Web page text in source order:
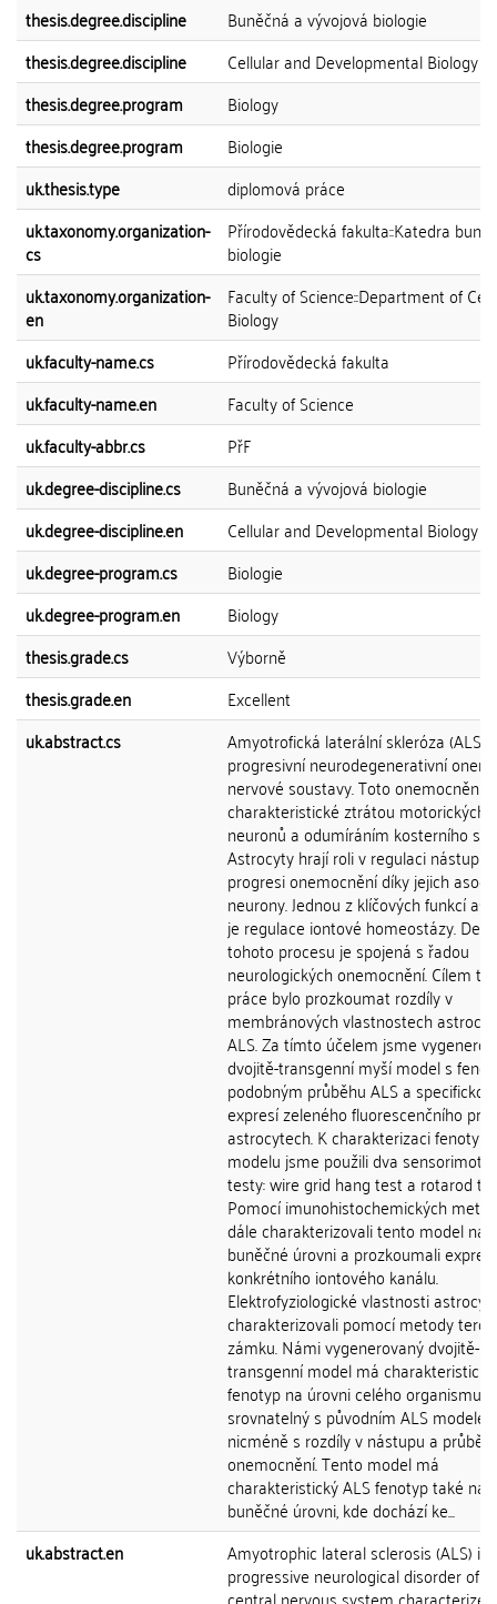
thesis.degree.discipline
Buněčná a vývojová biologie
thesis.degree.discipline
Cellular and Developmental Biology
thesis.degree.program
Biology
thesis.degree.program
Biologie
uk.thesis.type
diplomová práce
uk.taxonomy.organization-
cs
Přírodovědecká fakulta::Katedra
biologie
uk.taxonomy.organization-
en
Faculty of Science::Department of Cell
Biology
uk.faculty-name.cs
Přírodovědecká fakulta
uk.faculty-name.en
Faculty of Science
uk.faculty-abbr.cs
PřF
uk.degree-discipline.cs
Buněčná a vývojová biologie
uk.degree-discipline.en
Cellular and Developmental Biology
uk.degree-program.cs
Biologie
uk.degree-program.en
Biology
thesis.grade.cs
Výborně
thesis.grade.en
Excellent
uk.abstract.cs
Amyotrofická laterální skleróza (ALS)
progresivní neurodegenerativní
nervové soustavy. Toto onemocnění
charakteristické ztrátou motorických
neuronů a odumíráním kosterního
Astrocyty hrají roli v regulaci nástupu
progresi onemocnění díky jejich
neurony. Jednou z klíčových funkcí
je regulace iontové homeostázy.
tohoto procesu je spojená s řadou
neurologických onemocnění. Cílem
práce bylo prozkoumat rozdíly v
membránových vlastnostech
ALS. Za tímto účelem jsme
dvojitě-transgenní myší model s
podobným průběhu ALS a specifickou
expresí zeleného fluorescenčního
astrocytech. K charakterizaci
modelu jsme použili dva
testy: wire grid hang test a rotarod
Pomocí imunohistochemických
dále charakterizovali tento model na
buněčné úrovni a prozkoumali expresi
konkrétního iontového kanálu.
Elektrofyziologické vlastnosti
charakterizovali pomocí metody
zámku. Námi vygenerovaný dvojitě-
transgenní model má
fenotyp na úrovni celého organismu
srovnatelný s původním ALS
nicméně s rozdíly v nástupu a
onemocnění. Tento model má
charakteristický ALS fenotyp také na
buněčné úrovni, kde dochází ke...
uk.abstract.en
Amyotrophic lateral sclerosis (ALS) is
progressive neurological disorder of